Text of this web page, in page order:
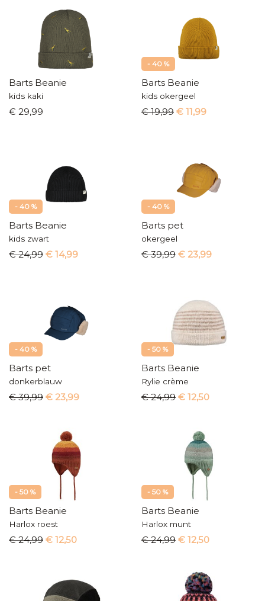
Barts Beanie
kids kaki
€ 29,99
- 40 %
Barts Beanie
kids okergeel
€ 19,99 € 11,99
- 40 %
Barts Beanie
kids zwart
€ 24,99 € 14,99
- 40 %
Barts pet
okergeel
€ 39,99 € 23,99
- 40 %
Barts pet
donkerblauw
€ 39,99 € 23,99
- 50 %
Barts Beanie
Rylie crème
€ 24,99 € 12,50
- 50 %
Barts Beanie
Harlox roest
€ 24,99 € 12,50
- 50 %
Barts Beanie
Harlox munt
€ 24,99 € 12,50